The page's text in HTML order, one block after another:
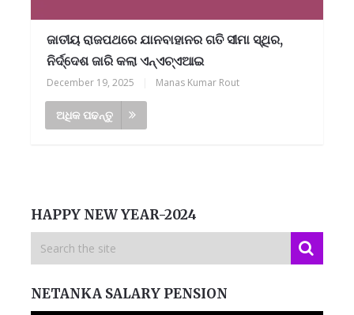
ଜାତୀୟ ରାଜପଥରେ ଯାନବାହାନର ଗତି ସୀମା ସ୍ଥିର,
ନିର୍ଦ୍ଦେଶ ଜାରି କଲା ଏନ୍‌ଏଚ୍‌ଏଆଇ
December 19, 2025 Manas Kumar Rout
ଅଧିକ ପଢନ୍ତୁ
HAPPY NEW YEAR-2024
NETANKA SALARY PENSION